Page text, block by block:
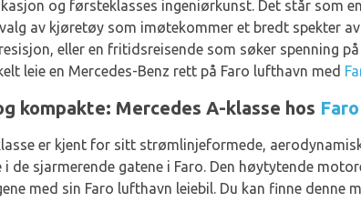
og førsteklasses ingeniørkunst. Det står som
av kjøretøy som imøtekommer et bredt spekter
eller en fritidsreisende som søker spenning
leie en Mercedes-Benz rett på Faro lufthavn med
kompakte: Mercedes A-klasse hos
er kjent for sitt strømlinjeformede,
i de sjarmerende gatene i Faro. Den høytytende
med sin Faro lufthavn leiebil. Du kan finne denne